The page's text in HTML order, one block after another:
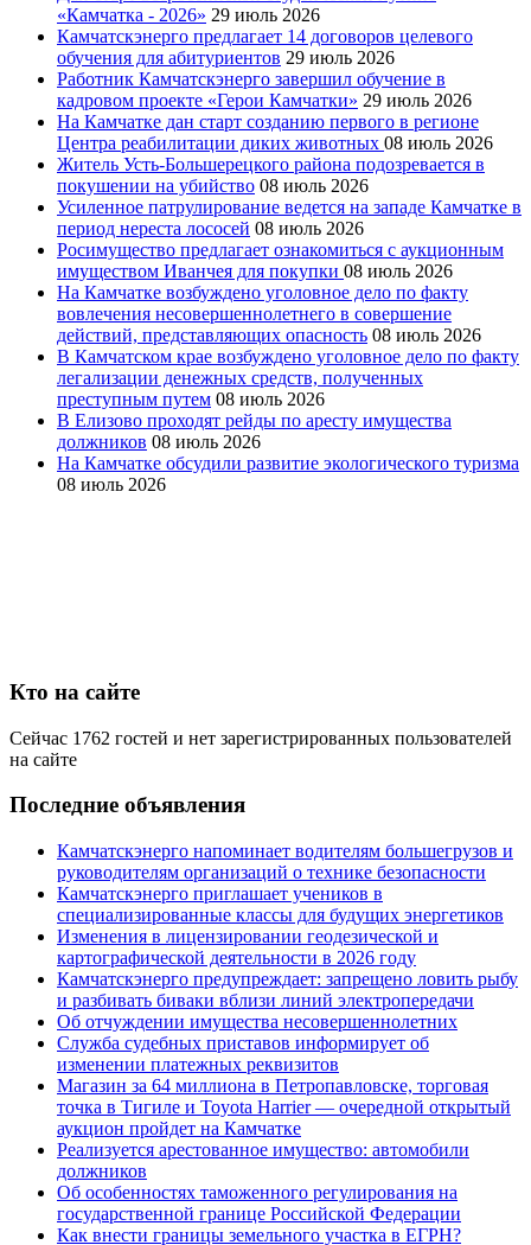
«Камчатка - 2026» 29 июль 2026
Камчатскэнерго предлагает 14 договоров целевого
обучения для абитуриентов 29 июль 2026
Работник Камчатскэнерго завершил обучение в
кадровом проекте «Герои Камчатки» 29 июль 2026
На Камчатке дан старт созданию первого в регионе
Центра реабилитации диких животных 08 июль 2026
Житель Усть-Большерецкого района подозревается в
покушении на убийство 08 июль 2026
Усиленное патрулирование ведется на западе Камчатке в
период нереста лососей 08 июль 2026
Росимущество предлагает ознакомиться с аукционным
имуществом Иванчея для покупки 08 июль 2026
На Камчатке возбуждено уголовное дело по факту
вовлечения несовершеннолетнего в совершение
действий, представляющих опасность 08 июль 2026
В Камчатском крае возбуждено уголовное дело по факту
легализации денежных средств, полученных
преступным путем 08 июль 2026
В Елизово проходят рейды по аресту имущества
должников 08 июль 2026
На Камчатке обсудили развитие экологического туризма
08 июль 2026
Кто на сайте
Сейчас 1762 гостей и нет зарегистрированных пользователей
на сайте
Последние объявления
Камчатскэнерго напоминает водителям большегрузов и
руководителям организаций о технике безопасности
Камчатскэнерго приглашает учеников в
специализированные классы для будущих энергетиков
Изменения в лицензировании геодезической и
картографической деятельности в 2026 году
Камчатскэнерго предупреждает: запрещено ловить рыбу
и разбивать биваки вблизи линий электропередачи
Об отчуждении имущества несовершеннолетних
Служба судебных приставов информирует об
изменении платежных реквизитов
Магазин за 64 миллиона в Петропавловске, торговая
точка в Тигиле и Toyota Harrier — очередной открытый
аукцион пройдет на Камчатке
Реализуется арестованное имущество: автомобили
должников
Об особенностях таможенного регулирования на
государственной границе Российской Федерации
Как внести границы земельного участка в ЕГРН?